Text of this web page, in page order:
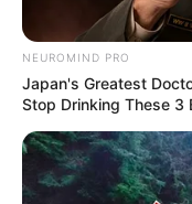
NEUROMIND PRO
Japan's Greatest
Stop Drinking These 3